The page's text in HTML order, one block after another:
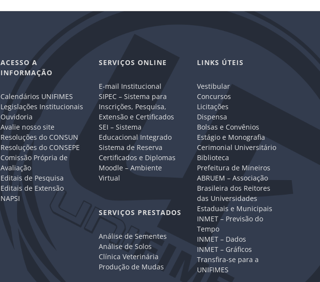
ACESSO A
INFORMAÇÃO
Calendários UNIFIMES
Legislações Institucionais
Ouvidoria
Avalie nosso site
Resoluções do CONSUN
Resoluções do CONSEPE
Comissão Própria de
Avaliação
Editais de Pesquisa
Editais de Extensão
NAPSI
SERVIÇOS ONLINE
E-mail Institucional
SIPEC – Sistema para
Inscrições, Pesquisa,
Extensão e Certificados
SEI – Sistema
Educacional Integrado
Sistema de Reserva
Certificados e Diplomas
Moodle – Ambiente
Virtual
SERVIÇOS PRESTADOS
Análise de Sementes
Análise de Solos
Clínica Veterinária
Produção de Mudas
LINKS ÚTEIS
Vestibular
Concursos
Licitações
Dispensa
Bolsas e Convênios
Estágio e Monografia
Cerimonial Universitário
Biblioteca
Prefeitura de Mineiros
ABRUEM – Associação
Brasileira dos Reitores
das Universidades
Estaduais e Municipais
INMET – Previsão do
Tempo
INMET – Dados
INMET – Gráficos
Transfira-se para a
UNIFIMES